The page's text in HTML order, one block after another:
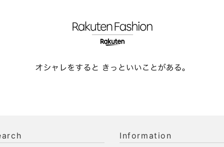
Information